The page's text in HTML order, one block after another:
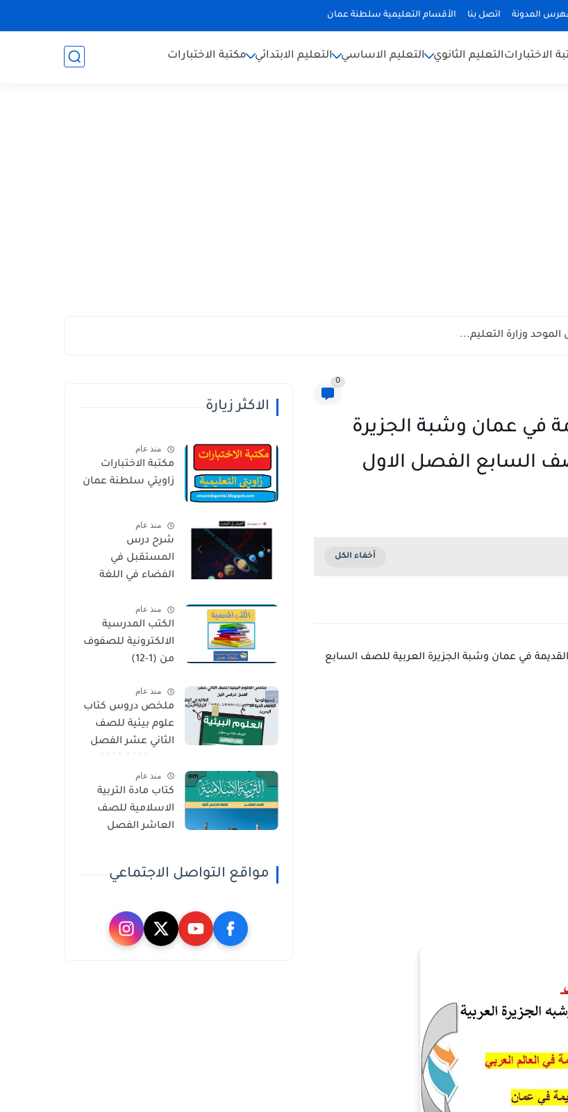
المدونة اتصل بنا الأقسام التعليمية سلطنة عمان
الاختباراتالتعليم الثانوي التعليم الاساسي التعليم الابتدائي مكتبة الاختبارات
0
في عمان وشبة الجزيرة
السابع الفصل الاول
في عمان وشبة الجزيرة العربية للصف السابع
الاكثر زيارة
منذ عام
مكتبة الاختبارات
زاويتي سلطنة عمان
منذ عام
شرح درس
المستقبل في
الفضاء في اللغة
الخامس الفصل
الثاني
منذ عام
الكتب المدرسية
الالكترونية للصفوف
من (1-12)
منذ عام
ملخص دروس كتاب
علوم بيئية للصف
الثاني عشر الفصل
منذ عام
كتاب مادة التربية
الاسلامية للصف
العاشر الفصل
مواقع التواصل الاجتماعي